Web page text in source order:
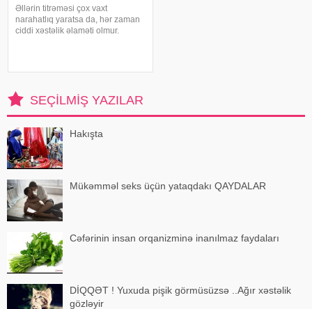
Əllərin titrəməsi çox vaxt
narahatlıq yaratsa da, hər zaman
ciddi xəstəlik əlaməti olmur.
SEÇILMIŞ YAZILAR
Hakışta
Mükəmməl seks üçün yataqdakı QAYDALAR
Cəfərinin insan orqanizminə inanılmaz faydaları
DİQQƏT ! Yuxuda pişik görmüsüzsə ..Ağır xəstəlik
gözləyir